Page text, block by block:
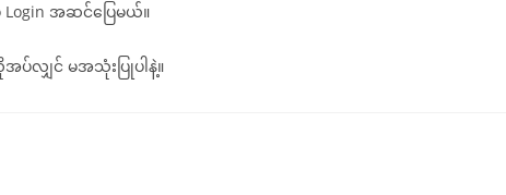
အဆင်ပြေမယ်။
အပ်လျှင် မအသုံးပြုပါနဲ့။